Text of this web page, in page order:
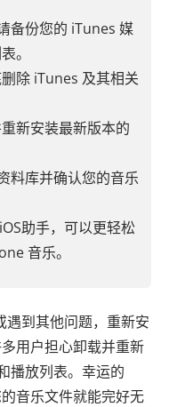
备份您的 iTunes 媒
。
除 iTunes 及其相关
新安装最新版本的
料库并确认您的音乐
助手，可以更轻松
音乐。
遇到其他问题，重新安
用户担心卸载并重新
播放列表。幸运的
音乐文件就能完好无